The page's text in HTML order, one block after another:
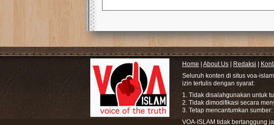
Home About Us Redaksi
Seluruh konten di situs voa-
izin tertulis dengan syarat:
1. Tidak disalahgunakan untuk
2. Tidak dimodifikasi secara
3. Tetap mencantumkan
VOA-ISLAM tidak bertanggung